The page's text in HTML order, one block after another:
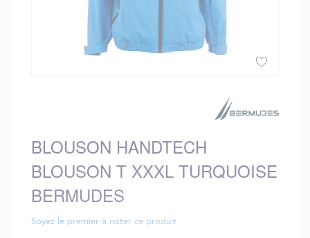
of
the
images
BLOUSON HANDTECH
BLOUSON T XXXL TURQUOISE
BERMUDES
Soyez le premier à noter ce produit